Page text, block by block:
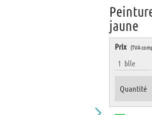
jaune
Prix (TVA
1 blle
Quantité